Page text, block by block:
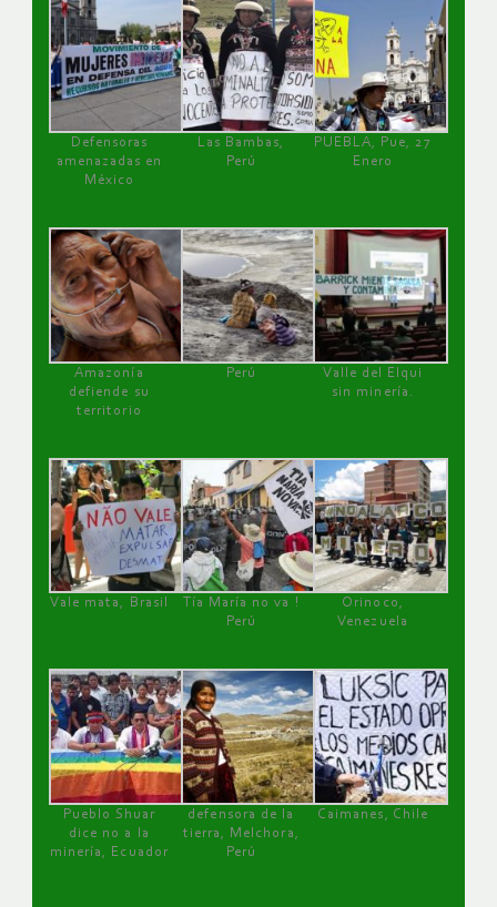
Defensoras
amenazadas en
México
Las Bambas,
Perú
PUEBLA, Pue, 27
Enero
Amazonía
defiende su
territorio
Perú
Valle del Elqui
sin minería.
Vale mata, Brasil
Tía María no va !
Perú
Orinoco,
Venezuela
Pueblo Shuar
dice no a la
minería, Ecuador
defensora de la
tierra, Melchora,
Perú
Caimanes, Chile